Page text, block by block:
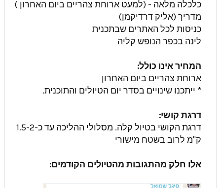
כלכלה מלאה - (למעט ארוחת צהריים ביום האחרון )
מדריך (אליק דרדיקמן)
כניסות לכל האתרים שבתכנית
לינה בכפר הנופש קליה
המחיר אינו כולל:
ארוחת צהריים ביום האחרון
* ייתכנו שינויים בסדר יום הטיולים והתוכנית.
דרגת קושי:
דרגת הקושי בטיול קלה. מסלולי ההליכה עד כ-1.5-2
ק"מ לרוב בשטח מישורי
אלו חלק מהתגובות מהטיולים הקודמים: